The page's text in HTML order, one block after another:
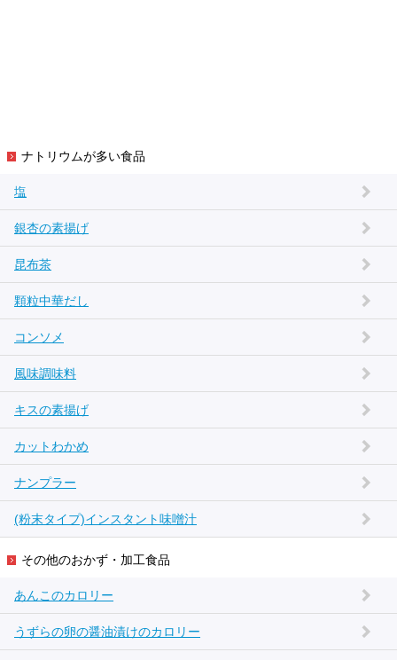
ナトリウムが多い食品
塩
銀杏の素揚げ
昆布茶
顆粒中華だし
コンソメ
風味調味料
キスの素揚げ
カットわかめ
ナンプラー
(粉末タイプ)インスタント味噌汁
その他のおかず・加工食品
あんこのカロリー
うずらの卵の醤油漬けのカロリー